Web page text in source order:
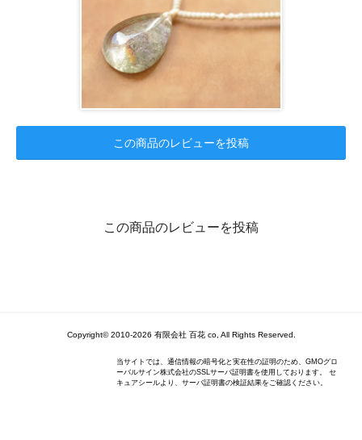
この商品のレビューを投稿
この商品のレビューを投稿
Copyright© 2010-2026 有限会社 百花 co, All Rights Reserved.
当サイトでは、通信情報の暗号化と実在性の証明のため、GMOグロ
ーバルサイン株式会社のSSLサーバ証明書を使用しております。 セ
キュアシールより、サーバ証明書の検証結果をご確認ください。